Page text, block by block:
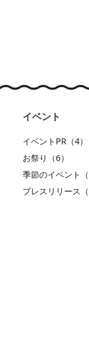
イベント
イベントPR（4）
お祭り（6）
季節のイベント（
プレスリリース（